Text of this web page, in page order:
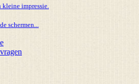
kleine impressie.
schermen...